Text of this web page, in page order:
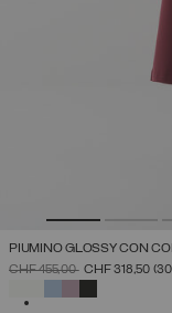
PIUMINO GLOSSY CON
PREZZO RIDOTTO DA
CHF 455,00ACHF 318,50